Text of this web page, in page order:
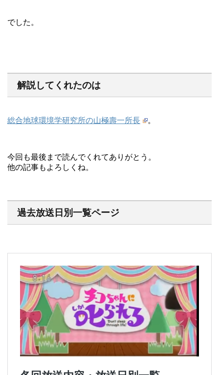
でした。
解説してくれたのは
総合地球環境学研究所の山極壽一所長 。
今回も最後まで読んでくれてありがとう。
他の記事もよろしくね。
過去放送日別一覧ページ